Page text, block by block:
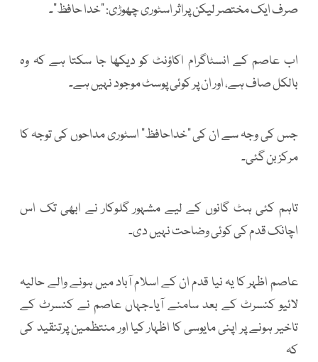
صرف ایک مختصر لیکن پراثر اسٹوری چھوڑی: ”خدا حافظ“۔
اب عاصم کے انسٹاگرام اکاؤنٹ کو دیکھا جا سکتا ہے کہ وہ
بالکل صاف ہے، اور ان پر کوئی پوسٹ موجود نہیں ہے۔
جس کی وجہ سے ان کی ”خداحافظ“ اسٹوری مداحوں کی توجہ کا
مرکز بن گئی۔
تاہم کئی ہٹ گانوں کے لیے مشہور گلوکار نے ابھی تک اس
اچانک قدم کی کوئی وضاحت نہیں دی۔
عاصم اظہر کا یہ نیا قدم ان کے اسلام آباد میں ہونے والے حالیہ
لائیو کنسرٹ کے بعد سامنے آیا۔جہاں عاصم نے کنسرٹ کے
تاخیر ہونے پر اپنی مایوسی کا اظہار کیا اور منتظمین پرتنقید کی
کہ